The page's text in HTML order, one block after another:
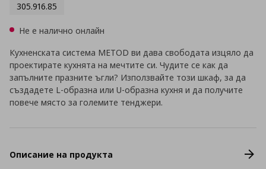
305.916.85
Не е налично онлайн
Кухненската система METOD ви дава свободата изцяло да
проектирате кухнята на мечтите си. Чудите се как да
запълните празните ъгли? Използвайте този шкаф, за да
създадете L-образна или U-образна кухня и да получите
повече място за големите тенджери.
Описание на продукта